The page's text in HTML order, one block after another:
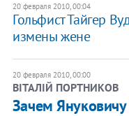
20 февраля 2010, 00:04
Гольфист Тайгер
измены жене
20 февраля 2010, 00:00
ВІТАЛІЙ ПОРТНИКОВ
Зачем Януковичу